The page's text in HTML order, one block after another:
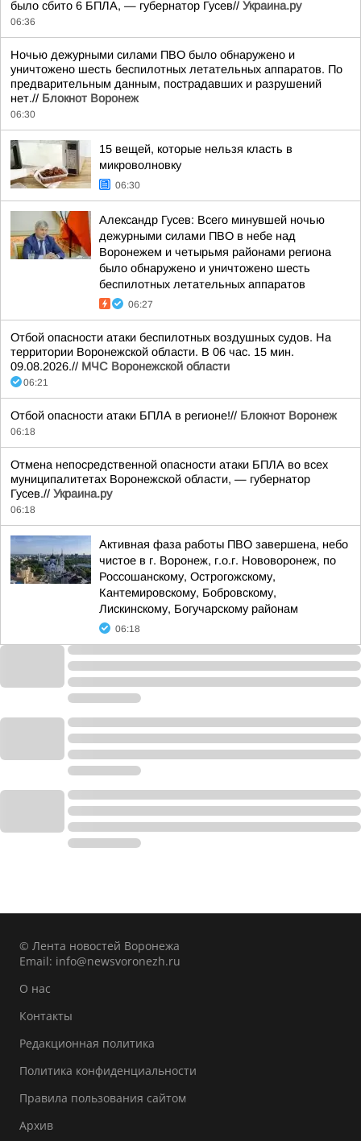
было сбито 6 БПЛА, — губернатор Гусев// Украина.ру
06:36
Ночью дежурными силами ПВО было обнаружено и
уничтожено шесть беспилотных летательных аппаратов. По
предварительным данным, пострадавших и разрушений
нет.// Блокнот Воронеж
06:30
15 вещей, которые нельзя класть в
микроволновку
06:30
Александр Гусев: Всего минувшей ночью
дежурными силами ПВО в небе над
Воронежем и четырьмя районами региона
было обнаружено и уничтожено шесть
беспилотных летательных аппаратов
06:27
Отбой опасности атаки беспилотных воздушных судов. На
территории Воронежской области. В 06 час. 15 мин.
09.08.2026.// МЧС Воронежской области
06:21
Отбой опасности атаки БПЛА в регионе!// Блокнот Воронеж
06:18
Отмена непосредственной опасности атаки БПЛА во всех
муниципалитетах Воронежской области, — губернатор
Гусев.// Украина.ру
06:18
Активная фаза работы ПВО завершена, небо
чистое в г. Воронеж, г.о.г. Нововоронеж, по
Россошанскому, Острогожскому,
Кантемировскому, Бобровскому,
Лискинскому, Богучарскому районам
06:18
© Лента новостей Воронежа
Email: info@newsvoronezh.ru
О нас
Контакты
Редакционная политика
Политика конфиденциальности
Правила пользования сайтом
Архив